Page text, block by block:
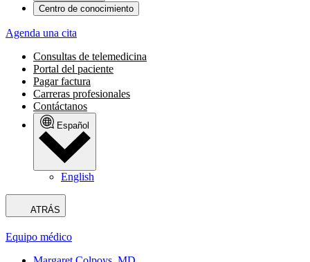
Centro de conocimiento
Agenda una cita
Consultas de telemedicina
Portal del paciente
Pagar factura
Carreras profesionales
Contáctanos
Español
English
ATRÁS
Equipo médico